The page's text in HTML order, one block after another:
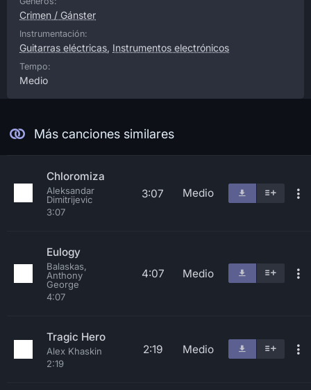
Crimen / Gánster
Instrumentación:
Guitarras eléctricas, Instrumentos electrónicos
Tempo:
Medio
Más canciones similares
Chloromiza
Aleksandar
Dimitrijevic
3:07
3:07 Medio
Eulogy
Balaskas,
Anthony
George
4:07
4:07 Medio
Tragic Hero
Alex Khaskin
2:19
2:19 Medio